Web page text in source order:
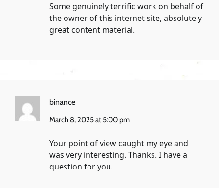
Some genuinely terrific work on behalf of
the owner of this internet site, absolutely
great content material.
binance
March 8, 2025 at 5:00 pm
Your point of view caught my eye and
was very interesting. Thanks. I have a
question for you.